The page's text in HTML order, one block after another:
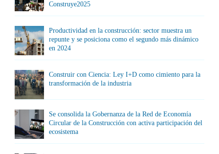
Construye2025
Productividad en la construcción: sector muestra un
repunte y se posiciona como el segundo más dinámico
en 2024
Construir con Ciencia: Ley I+D como cimiento para la
transformación de la industria
Se consolida la Gobernanza de la Red de Economía
Circular de la Construcción con activa participación del
ecosistema